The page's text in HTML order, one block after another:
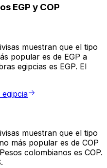
EGP y COP
muestran que el tipo
popular es de EGP a
egipcias es EGP. El
muestran que el tipo
más popular es de COP
colombianos es COP.